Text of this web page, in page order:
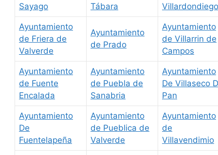
Sayago
Tábara
Villardondiego
Ayuntamiento
de Friera de
Valverde
Ayuntamiento
de Prado
Ayuntamiento
de Villarrin de
Campos
Ayuntamiento
de Fuente
Encalada
Ayuntamiento
de Puebla de
Sanabria
Ayuntamiento
De Villaseco
Pan
Ayuntamiento
De
Fuentelapeña
Ayuntamiento
de Pueblica de
Valverde
Ayuntamiento
de
Villavendimio